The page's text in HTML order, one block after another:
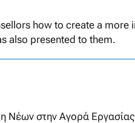
how to create a
also presented to them.
Νέων στην Αγορά